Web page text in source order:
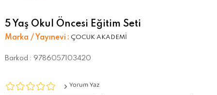
5 Yaş Okul Öncesi Eğitim Seti
Marka / Yayınevi : ÇOCUK AKADEMİ
Barkod : 9786057103420
Yorum Yaz